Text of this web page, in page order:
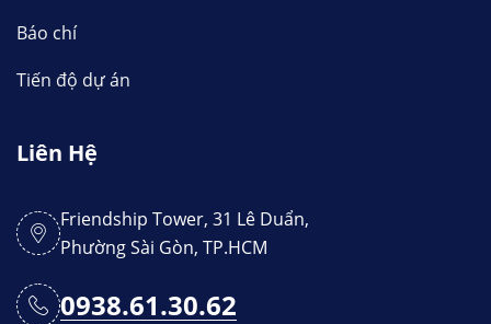
Báo chí
Tiến độ dự án
Liên Hệ
Friendship Tower, 31 Lê Duẩn,
Phường Sài Gòn, TP.HCM
0938.61.30.62